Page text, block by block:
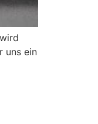
uns ein